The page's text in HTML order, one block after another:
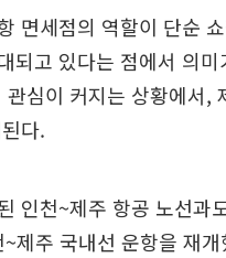
면세점의 역할이 단순
되고 있다는 점에서 의
심이 커지는 상황에서,
다.
인천~제주 항공 노선과
제주 국내선 운항을 재